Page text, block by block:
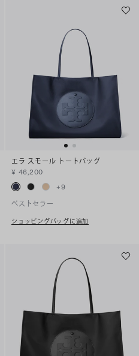
エラ スモール トートバッグ
¥ 46,200
+9
ベストセラー
ショッピングバッグに追加